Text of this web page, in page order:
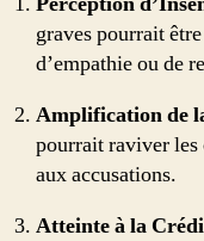
graves pourrait
d’empathie ou de
Amplification de
pourrait raviver les
aux accusations.
Atteinte à la